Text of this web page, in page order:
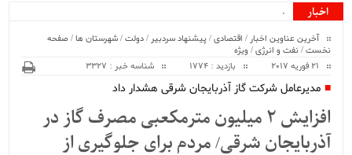
اخبار
سیب .
آخرین عناوین اخبار / اقتصادی/پیشنهاد سردبیر /دولت/شهرستان ها/صفحه
نخست/نفت و انرژی/ ویژه
بازدید : 1774 شناسه خبر : 3327
مدیرعامل شرکت گاز آذربایجان شرقی هشدار داد
افزایش 2 میلیون مترمکعبی مصرف گاز در
آذربایجان شرقی/ مردم برای جلوگیری از